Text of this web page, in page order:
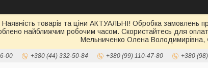
товарів та ціни АКТУАЛЬНІ! Обробка замовлень
найближчим робочим часом. Скористайтесь для
Мельниченко Олена
00 +380 (44) 332-50-84 +380 (99) 110-47-80 +380